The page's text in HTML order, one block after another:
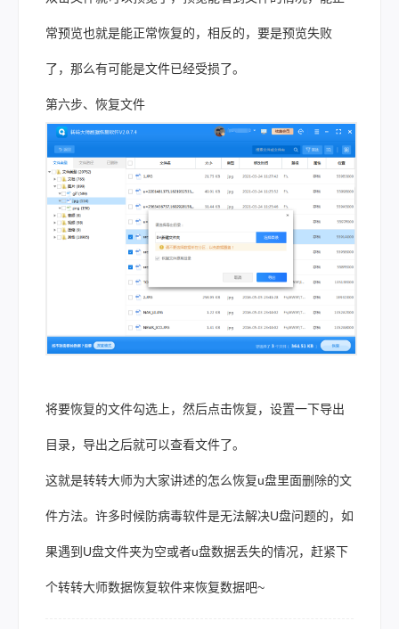
常预览也就是能正常恢复的，相反的，要是预览失败
了，那么有可能是文件已经受损了。
第六步、恢复文件
将要恢复的文件勾选上，然后点击恢复，设置一下导出
目录，导出之后就可以查看文件了。
这就是转转大师为大家讲述的怎么恢复u盘里面删除的文
件方法。许多时候防病毒软件是无法解决U盘问题的，如
果遇到U盘文件夹为空或者u盘数据丢失的情况，赶紧下
个转转大师数据恢复软件来恢复数据吧~